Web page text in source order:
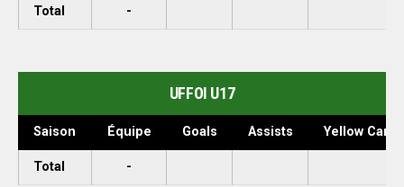
Total -
UFFOI U17
Saison Équipe Goals Assists Yellow Cards
Total -